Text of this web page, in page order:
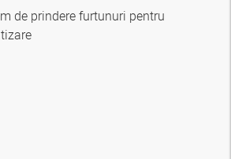
de prindere furtunuri pentru